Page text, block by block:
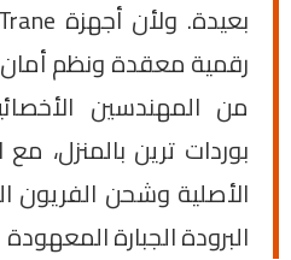
رقمية معقدة ونظم أمان
من المهندسين
بوردات ترين بالمنزل، مع
الأصلية وشحن الفريون
البرودة الجبارة المعهودة